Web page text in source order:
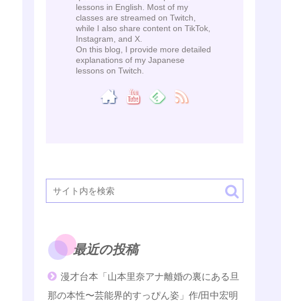
lessons in English. Most of my
classes are streamed on Twitch,
while I also share content on TikTok,
Instagram, and X.
On this blog, I provide more detailed
explanations of my Japanese
lessons on Twitch.
最近の投稿
漫才台本「山本里奈アナ離婚の裏にある旦
那の本性〜芸能界的すっぴん姿」作/田中宏明